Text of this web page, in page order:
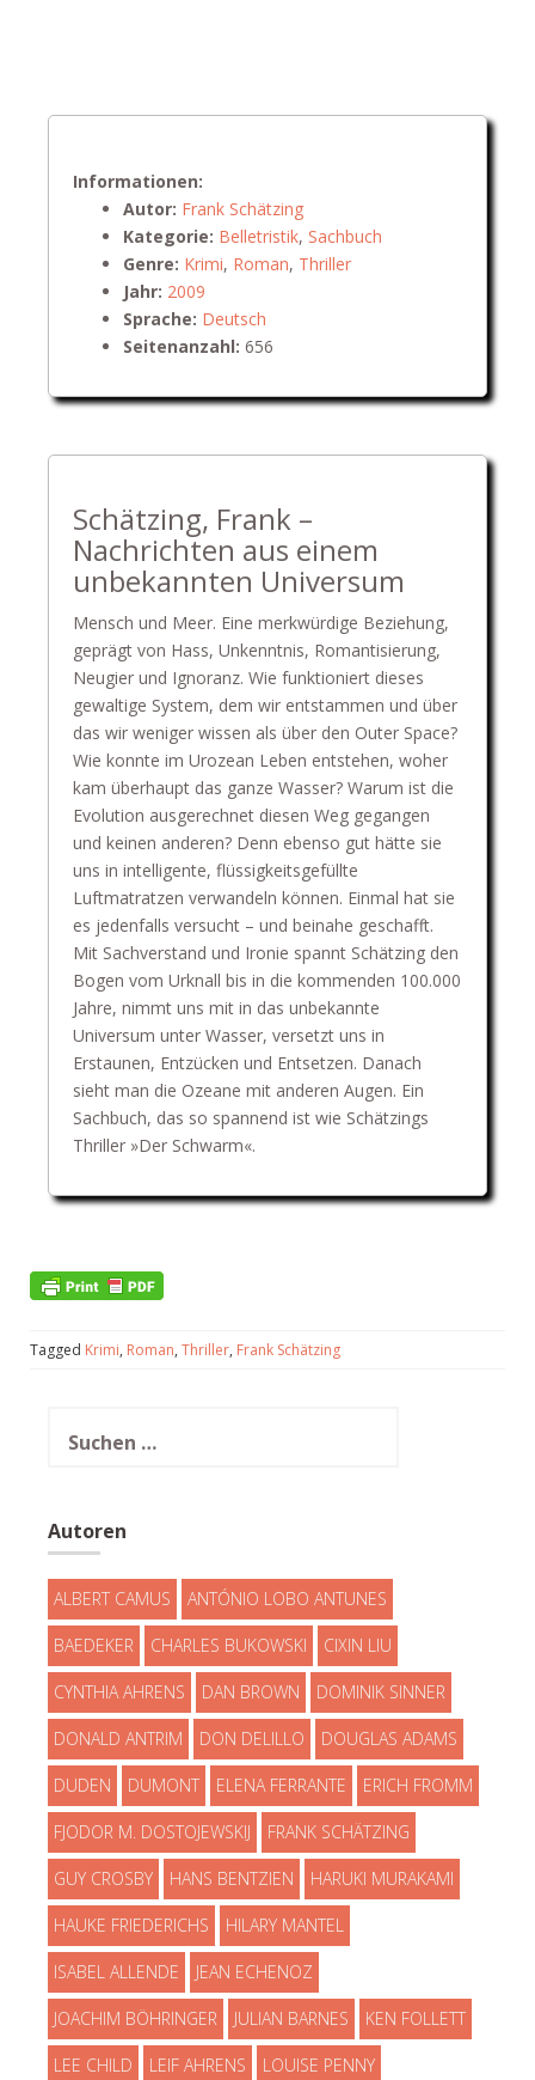
Informationen:
Autor: Frank Schätzing
Kategorie: Belletristik, Sachbuch
Genre: Krimi, Roman, Thriller
Jahr: 2009
Sprache: Deutsch
Seitenanzahl: 656
Schätzing, Frank –
Nachrichten aus einem
unbekannten Universum
Mensch und Meer. Eine merkwürdige Beziehung,
geprägt von Hass, Unkenntnis, Romantisierung,
Neugier und Ignoranz. Wie funktioniert dieses
gewaltige System, dem wir entstammen und über
das wir weniger wissen als über den Outer Space?
Wie konnte im Urozean Leben entstehen, woher
kam überhaupt das ganze Wasser? Warum ist die
Evolution ausgerechnet diesen Weg gegangen
und keinen anderen? Denn ebenso gut hätte sie
uns in intelligente, flüssigkeitsgefüllte
Luftmatratzen verwandeln können. Einmal hat sie
es jedenfalls versucht – und beinahe geschafft.
Mit Sachverstand und Ironie spannt Schätzing den
Bogen vom Urknall bis in die kommenden 100.000
Jahre, nimmt uns mit in das unbekannte
Universum unter Wasser, versetzt uns in
Erstaunen, Entzücken und Entsetzen. Danach
sieht man die Ozeane mit anderen Augen. Ein
Sachbuch, das so spannend ist wie Schätzings
Thriller »Der Schwarm«.
Tagged Krimi, Roman, Thriller, Frank Schätzing
nach:
Autoren
ALBERT CAMUS ANTÓNIO LOBO ANTUNES
BAEDEKER CHARLES BUKOWSKI CIXIN LIU
CYNTHIA AHRENS DAN BROWN DOMINIK SINNER
DONALD ANTRIM DON DELILLO DOUGLAS ADAMS
DUDEN DUMONT ELENA FERRANTE ERICH FROMM
FJODOR M. DOSTOJEWSKIJ FRANK SCHÄTZING
GUY CROSBY HANS BENTZIEN HARUKI MURAKAMI
HAUKE FRIEDERICHS HILARY MANTEL
ISABEL ALLENDE JEAN ECHENOZ
JOACHIM BÖHRINGER JULIAN BARNES KEN FOLLETT
LEE CHILD LEIF AHRENS LOUISE PENNY